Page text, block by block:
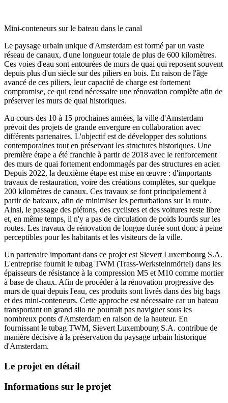
Mini-conteneurs sur le bateau dans le canal
Le paysage urbain unique d'Amsterdam est formé par un vaste
réseau de canaux, d'une longueur totale de plus de 600 kilomètres.
Ces voies d'eau sont entourées de murs de quai qui reposent souvent
depuis plus d'un siècle sur des piliers en bois. En raison de l'âge
avancé de ces piliers, leur capacité de charge est fortement
compromise, ce qui rend nécessaire une rénovation complète afin de
préserver les murs de quai historiques.
Au cours des 10 à 15 prochaines années, la ville d'Amsterdam
prévoit des projets de grande envergure en collaboration avec
différents partenaires. L'objectif est de développer des solutions
contemporaines tout en préservant les structures historiques. Une
première étape a été franchie à partir de 2018 avec le renforcement
des murs de quai fortement endommagés par des structures en acier.
Depuis 2022, la deuxième étape est mise en œuvre : d'importants
travaux de restauration, voire des créations complètes, sur quelque
200 kilomètres de canaux. Ces travaux se font principalement à
partir de bateaux, afin de minimiser les perturbations sur la route.
Ainsi, le passage des piétons, des cyclistes et des voitures reste libre
et, en même temps, il n'y a pas de circulation de poids lourds sur les
routes. Les travaux de rénovation de longue durée sont donc à peine
perceptibles pour les habitants et les visiteurs de la ville.
Un partenaire important dans ce projet est Sievert Luxembourg S.A.
L'entreprise fournit le tubag TWM (Trass-Werksteinmörtel) dans les
épaisseurs de résistance à la compression M5 et M10 comme mortier
à base de chaux. Afin de procéder à la rénovation progressive des
murs de quai depuis l'eau, ces produits sont livrés dans des big bags
et des mini-conteneurs. Cette approche est nécessaire car un bateau
transportant un grand silo ne pourrait pas naviguer sous les
nombreux ponts d'Amsterdam en raison de la hauteur. En
fournissant le tubag TWM, Sievert Luxembourg S.A. contribue de
manière décisive à la préservation du paysage urbain historique
d'Amsterdam.
Le projet en détail
Informations sur le projet